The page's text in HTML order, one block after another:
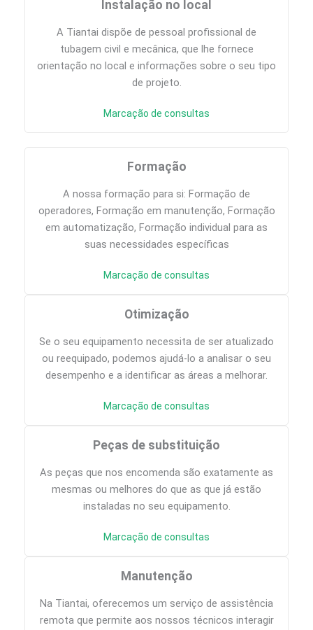
Instalação no local
A Tiantai dispõe de pessoal profissional de
tubagem civil e mecânica, que lhe fornece
orientação no local e informações sobre o seu tipo
de projeto.
Marcação de consultas
Formação
A nossa formação para si: Formação de
operadores, Formação em manutenção, Formação
em automatização, Formação individual para as
suas necessidades específicas
Marcação de consultas
Otimização
Se o seu equipamento necessita de ser atualizado
ou reequipado, podemos ajudá-lo a analisar o seu
desempenho e a identificar as áreas a melhorar.
Marcação de consultas
Peças de substituição
As peças que nos encomenda são exatamente as
mesmas ou melhores do que as que já estão
instaladas no seu equipamento.
Marcação de consultas
Manutenção
Na Tiantai, oferecemos um serviço de assistência
remota que permite aos nossos técnicos interagir